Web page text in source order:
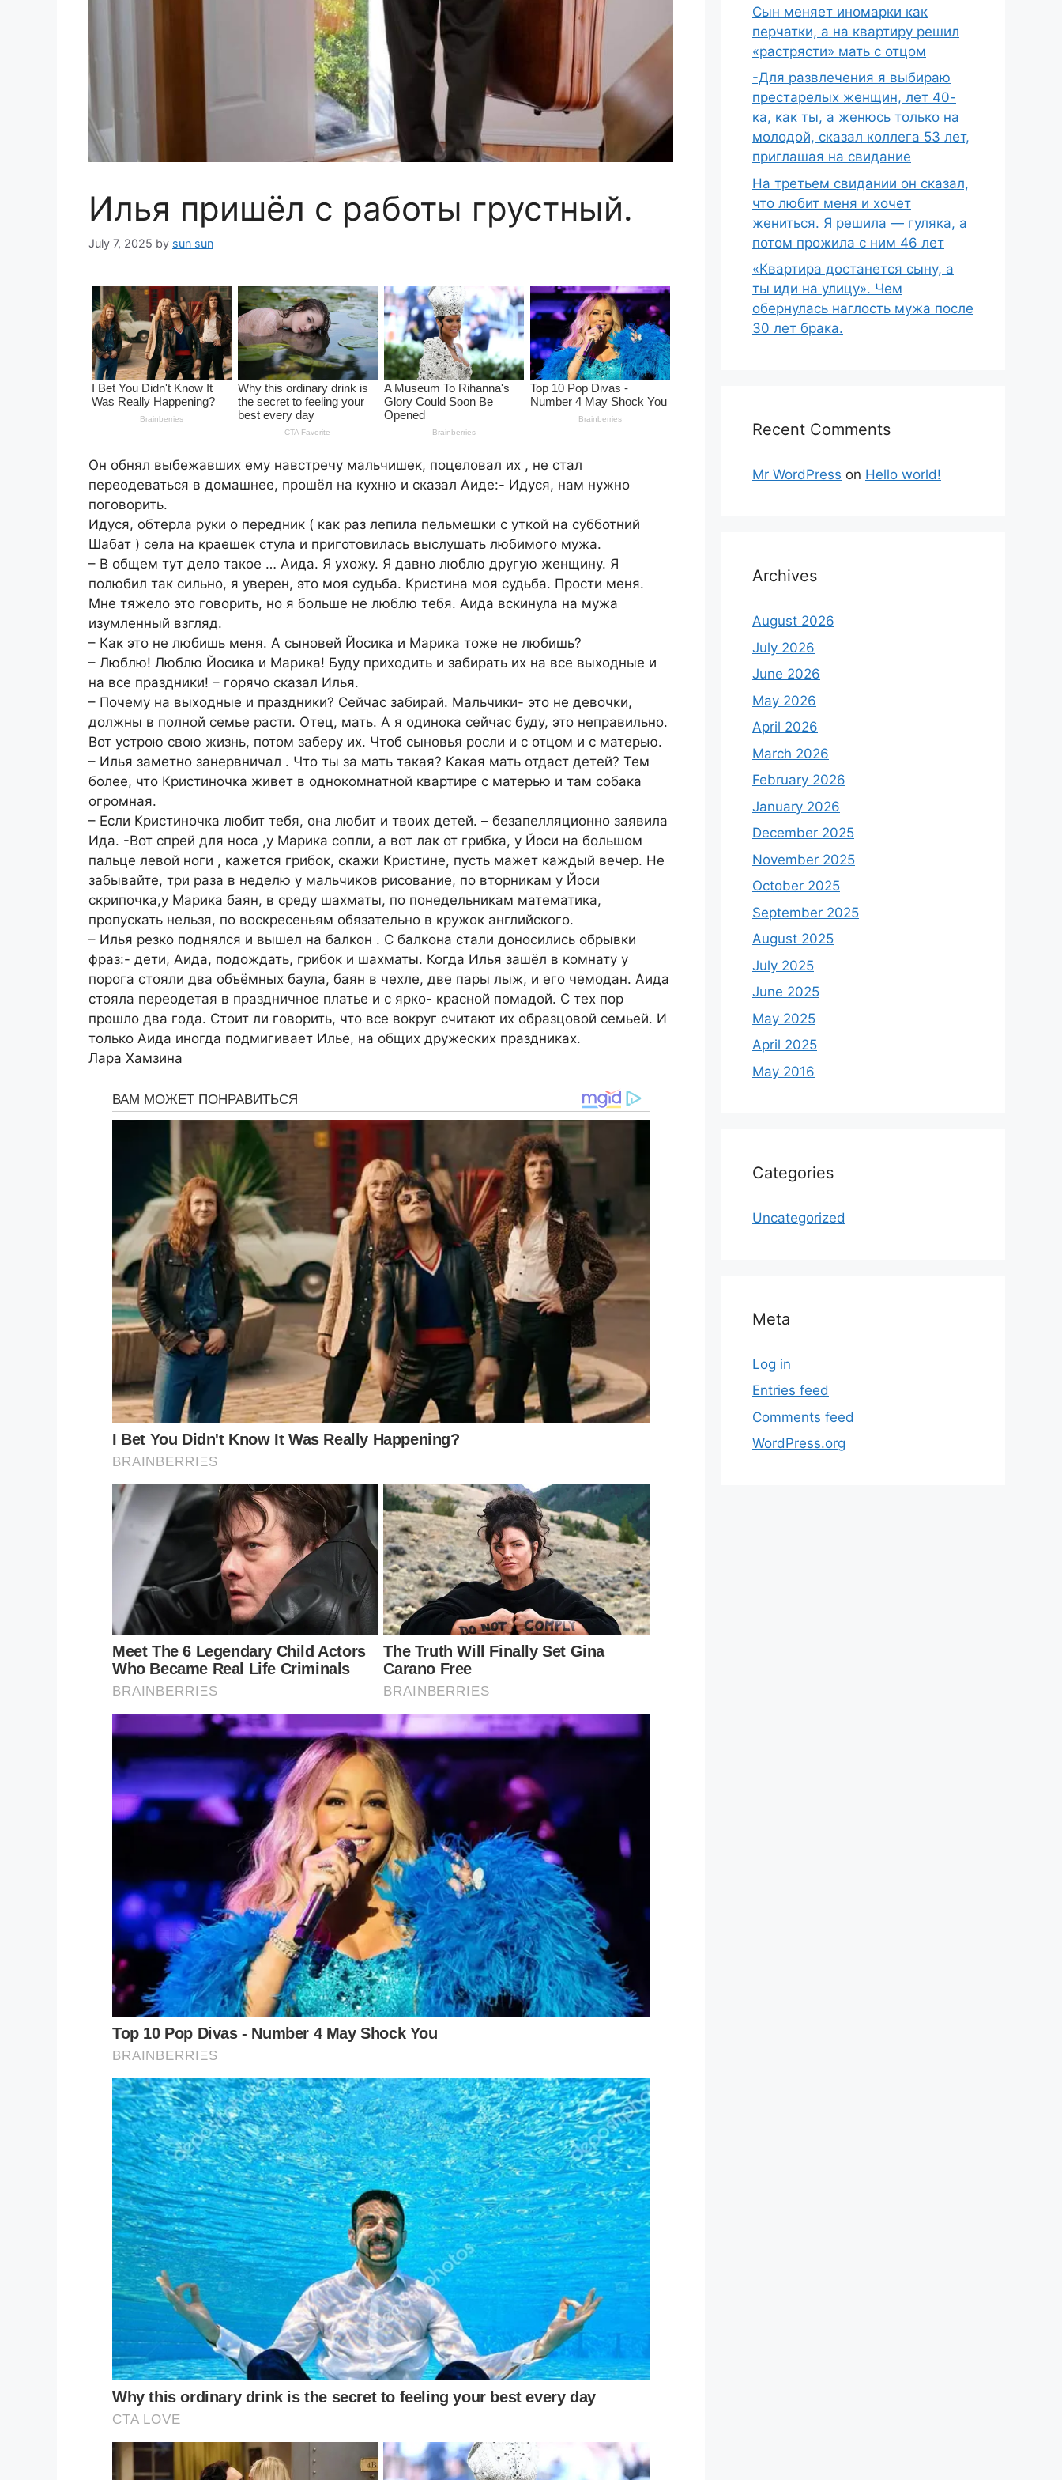
Илья пришёл с работы грустный.
July 7, 2025 by sun sun
Он обнял выбежавших ему навстречу мальчишек, поцеловал их , не стал
переодеваться в домашнее, прошёл на кухню и сказал Аиде:- Идуся, нам нужно
поговорить.
Идуся, обтерла руки о передник ( как раз лепила пельмешки с уткой на субботний
Шабат ) села на краешек стула и приготовилась выслушать любимого мужа.
– В общем тут дело такое … Аида. Я ухожу. Я давно люблю другую женщину. Я
полюбил так сильно, я уверен, это моя судьба. Кристина моя судьба. Прости меня.
Мне тяжело это говорить, но я больше не люблю тебя. Аида вскинула на мужа
изумленный взгляд.
– Как это не любишь меня. А сыновей Йосика и Марика тоже не любишь?
– Люблю! Люблю Йосика и Марика! Буду приходить и забирать их на все выходные и
на все праздники! – горячо сказал Илья.
– Почему на выходные и праздники? Сейчас забирай. Мальчики- это не девочки,
должны в полной семье расти. Отец, мать. А я одинока сейчас буду, это неправильно.
Вот устрою свою жизнь, потом заберу их. Чтоб сыновья росли и с отцом и с матерью.
– Илья заметно занервничал . Что ты за мать такая? Какая мать отдаст детей? Тем
более, что Кристиночка живет в однокомнатной квартире с матерью и там собака
огромная.
– Если Кристиночка любит тебя, она любит и твоих детей. – безапелляционно заявила
Ида. -Вот спрей для носа ,у Марика сопли, а вот лак от грибка, у Йоси на большом
пальце левой ноги , кажется грибок, скажи Кристине, пусть мажет каждый вечер. Не
забывайте, три раза в неделю у мальчиков рисование, по вторникам у Йоси
скрипочка,у Марика баян, в среду шахматы, по понедельникам математика,
пропускать нельзя, по воскресеньям обязательно в кружок английского.
– Илья резко поднялся и вышел на балкон . С балкона стали доносились обрывки
фраз:- дети, Аида, подождать, грибок и шахматы. Когда Илья зашёл в комнату у
порога стояли два объёмных баула, баян в чехле, две пары лыж, и его чемодан. Аида
стояла переодетая в праздничное платье и с ярко- красной помадой. С тех пор
прошло два года. Стоит ли говорить, что все вокруг считают их образцовой семьей. И
только Аида иногда подмигивает Илье, на общих дружеских праздниках.
Лара Хамзина
Сын меняет иномарки как
перчатки, а на квартиру решил
«растрясти» мать с отцом
-Для развлечения я выбираю
престарелых женщин, лет 40-
ка, как ты, а женюсь только на
молодой, сказал коллега 53 лет,
приглашая на свидание
На третьем свидании он сказал,
что любит меня и хочет
жениться. Я решила — гуляка, а
потом прожила с ним 46 лет
«Квартира достанется сыну, а
ты иди на улицу». Чем
обернулась наглость мужа после
30 лет брака.
Recent Comments
Mr WordPress on Hello world!
Archives
August 2026
July 2026
June 2026
May 2026
April 2026
March 2026
February 2026
January 2026
December 2025
November 2025
October 2025
September 2025
August 2025
July 2025
June 2025
May 2025
April 2025
May 2016
Categories
Uncategorized
Meta
Log in
Entries feed
Comments feed
WordPress.org